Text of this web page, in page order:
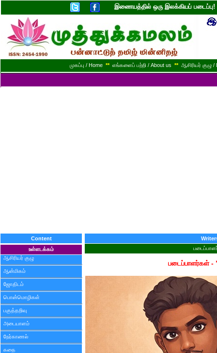
இணையத்தில் ஒரு இலக்கியப்
முகப்பு / Home ** எங்களைப் பற்றி / About us ** ஆசிரியர் குழு
Content
உள்ளடக்கம்
ஆசிரியர் குழு
ஆன்மிகம்
ஜோதிடம்
பொன்மொழிகள்
பகுத்தறிவு
அடையாளம்
நேர்காணல்
கதை
படைப்பாளர்கள் -